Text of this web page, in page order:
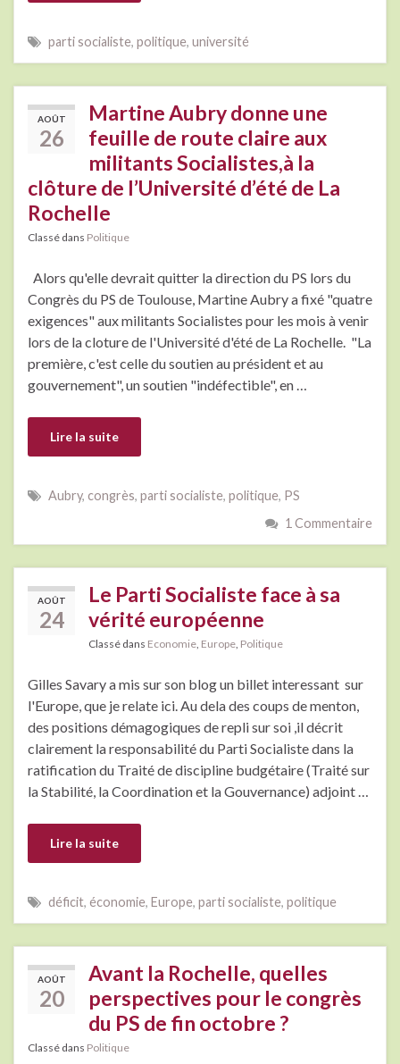
parti socialiste, politique, université
AOÛT
26
Martine Aubry donne une
feuille de route claire aux
militants Socialistes,à la
clôture de l’Université d’été de La
Rochelle
Classé dans Politique
Alors qu'elle devrait quitter la direction du PS lors du
Congrès du PS de Toulouse, Martine Aubry a fixé "quatre
exigences" aux militants Socialistes pour les mois à venir
lors de la cloture de l'Université d'été de La Rochelle. "La
première, c'est celle du soutien au président et au
gouvernement", un soutien "indéfectible", en …
Lire la suite
Aubry, congrès, parti socialiste, politique, PS
1 Commentaire
AOÛT
24
Le Parti Socialiste face à sa
vérité européenne
Classé dans Economie Europe Politique
Gilles Savary a mis sur son blog un billet interessant sur
l'Europe, que je relate ici. Au dela des coups de menton,
des positions démagogiques de repli sur soi ,il décrit
clairement la responsabilité du Parti Socialiste dans la
ratification du Traité de discipline budgétaire (Traité sur
la Stabilité, la Coordination et la Gouvernance) adjoint …
Lire la suite
déficit, économie, Europe, parti socialiste, politique
AOÛT
20
Avant la Rochelle, quelles
perspectives pour le congrès
du PS de fin octobre ?
Classé dans Politique